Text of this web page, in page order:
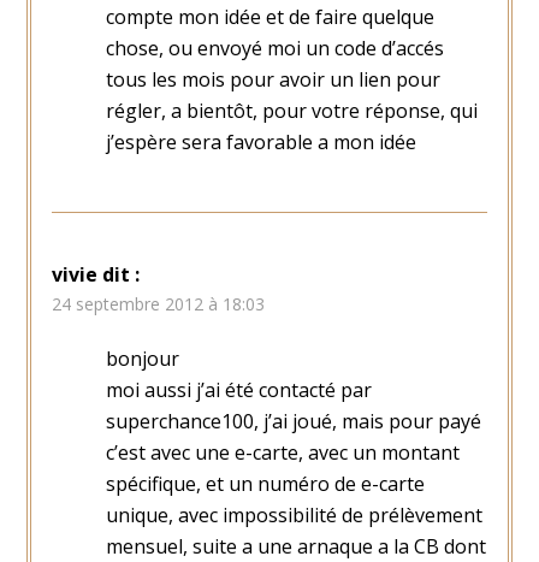
compte mon idée et de faire quelque
chose, ou envoyé moi un code d’accés
tous les mois pour avoir un lien pour
régler, a bientôt, pour votre réponse, qui
j’espère sera favorable a mon idée
vivie dit :
24 septembre 2012 à 18:03
bonjour
moi aussi j’ai été contacté par
superchance100, j’ai joué, mais pour payé
c’est avec une e-carte, avec un montant
spécifique, et un numéro de e-carte
unique, avec impossibilité de prélèvement
mensuel, suite a une arnaque a la CB dont